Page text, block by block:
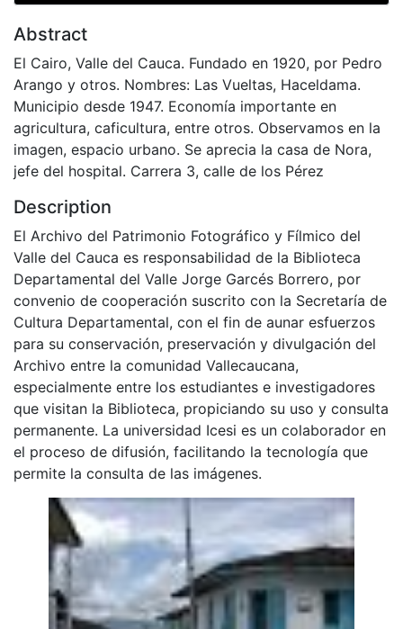
Abstract
El Cairo, Valle del Cauca. Fundado en 1920, por Pedro
Arango y otros. Nombres: Las Vueltas, Haceldama.
Municipio desde 1947. Economía importante en
agricultura, caficultura, entre otros. Observamos en la
imagen, espacio urbano. Se aprecia la casa de Nora,
jefe del hospital. Carrera 3, calle de los Pérez
Description
El Archivo del Patrimonio Fotográfico y Fílmico del
Valle del Cauca es responsabilidad de la Biblioteca
Departamental del Valle Jorge Garcés Borrero, por
convenio de cooperación suscrito con la Secretaría de
Cultura Departamental, con el fin de aunar esfuerzos
para su conservación, preservación y divulgación del
Archivo entre la comunidad Vallecaucana,
especialmente entre los estudiantes e investigadores
que visitan la Biblioteca, propiciando su uso y consulta
permanente. La universidad Icesi es un colaborador en
el proceso de difusión, facilitando la tecnología que
permite la consulta de las imágenes.